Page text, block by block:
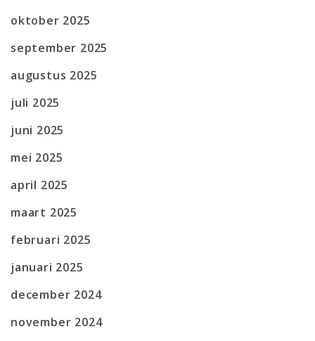
oktober 2025
september 2025
augustus 2025
juli 2025
juni 2025
mei 2025
april 2025
maart 2025
februari 2025
januari 2025
december 2024
november 2024